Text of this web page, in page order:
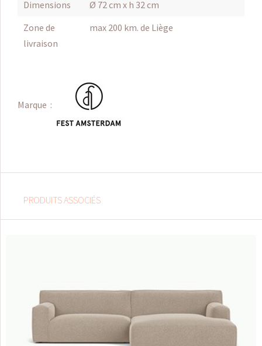
Dimensions
Ø 72 cm x h 32 cm
Zone de
livraison
max 200 km. de Liège
Marque :
PRODUITS ASSOCIÉS